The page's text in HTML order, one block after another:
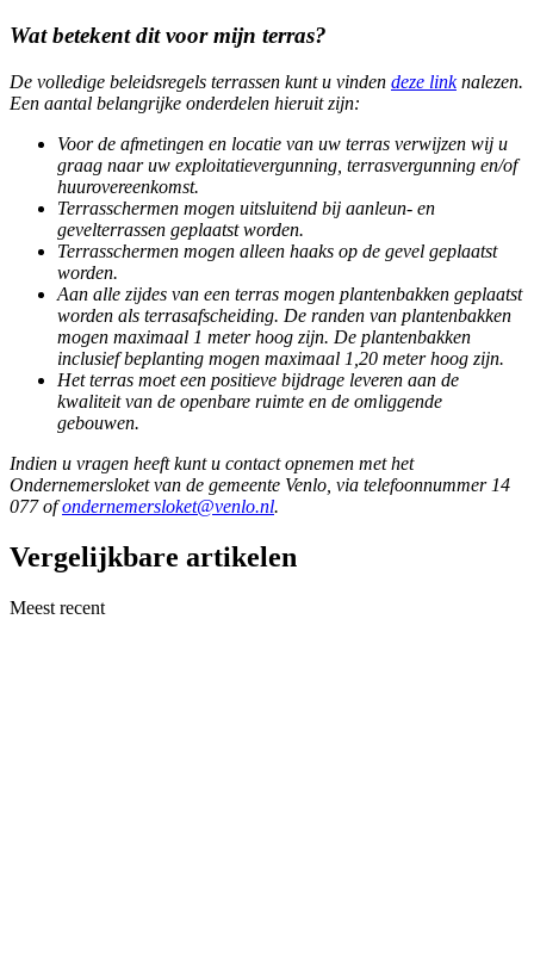
Wat betekent dit voor mijn terras?
De volledige beleidsregels terrassen kunt u vinden deze linknalezen.
Een aantal belangrijke onderdelen hieruit zijn:
Voor de afmetingen en locatie van uw terras verwijzen wij u
graag naar uw exploitatievergunning, terrasvergunning en/of
huurovereenkomst.
Terrasschermen mogen uitsluitend bij aanleun- en
gevelterrassen geplaatst worden.
Terrasschermen mogen alleen haaks op de gevel geplaatst
worden.
Aan alle zijdes van een terras mogen plantenbakken geplaatst
worden als terrasafscheiding. De randen van plantenbakken
mogen maximaal 1 meter hoog zijn. De plantenbakken
inclusief beplanting mogen maximaal 1,20 meter hoog zijn.
Het terras moet een positieve bijdrage leveren aan de
kwaliteit van de openbare ruimte en de omliggende
gebouwen.
Indien u vragen heeft kunt u contact opnemen met het
Ondernemersloket van de gemeente Venlo, via telefoonnummer 14
077 ofondernemersloket@venlo.nl.
Vergelijkbare artikelen
Meest recent